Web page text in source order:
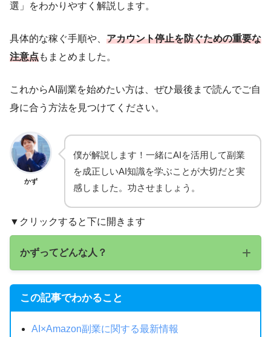
選」をわかりやすく解説します。
具体的な稼ぐ手順や、 アカウント停止を防ぐための重要な
注意点もまとめました。
これからAI副業を始めたい方は、ぜひ最後まで読んでご自
身に合う方法を見つけてください。
かず
僕が解説します！一緒にAIを活用して副業
を成正しいAI知識を学ぶことが大切だと実
感しました。功させましょう。
▼クリックすると下に開きます
かずってどんな人？
ています！
この記事でわかること
AI×Amazon副業に関する最新情報